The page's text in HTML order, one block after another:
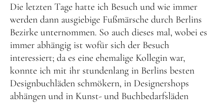
Die letzten Tage hatte ich Besuch und wie immer
werden dann ausgiebige Fußmärsche durch Berlins
Bezirke unternommen. So auch dieses mal, wobei es
immer abhängig ist wofür sich der Besuch
interessiert; da es eine ehemalige Kollegin war,
konnte ich mit ihr stundenlang in Berlins besten
Designbuchläden schmökern, in Designershops
abhängen und in Kunst- und Buchbedarfsläden